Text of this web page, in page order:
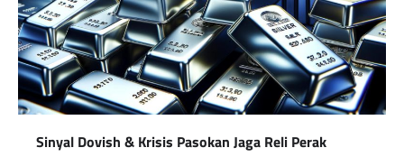
Sinyal Dovish & Krisis Pasokan Jaga Reli Perak